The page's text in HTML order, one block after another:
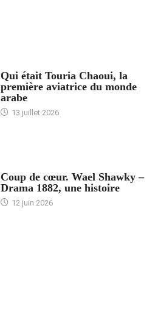
Qui était Touria Chaoui, la
première aviatrice du monde
arabe
13 juillet 2026
Coup de cœur. Wael Shawky –
Drama 1882, une histoire
12 juin 2026